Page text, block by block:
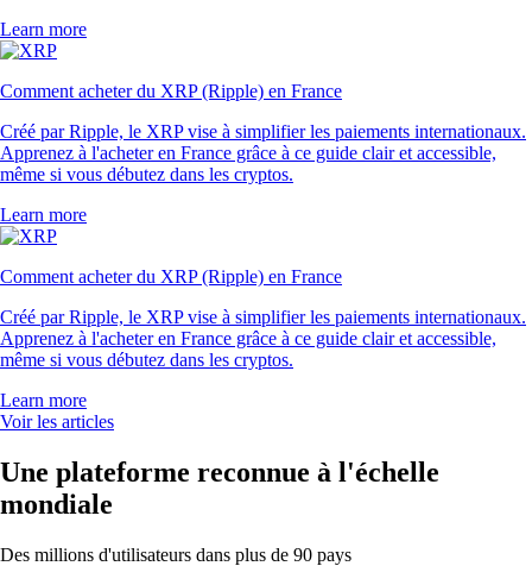
Learn more
Comment acheter du XRP (Ripple) en France
Créé par Ripple, le XRP vise à simplifier les paiements internationaux.
Apprenez à l'acheter en France grâce à ce guide clair et accessible,
même si vous débutez dans les cryptos.
Learn more
Comment acheter du XRP (Ripple) en France
Créé par Ripple, le XRP vise à simplifier les paiements internationaux.
Apprenez à l'acheter en France grâce à ce guide clair et accessible,
même si vous débutez dans les cryptos.
Learn more
Voir les articles
Une plateforme reconnue à l'échelle
mondiale
Des millions d'utilisateurs dans plus de 90 pays